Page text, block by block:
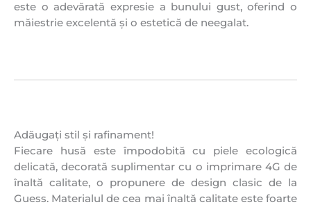
este o adevărată expresie a bunului gust, oferind o
măiestrie excelentă și o estetică de neegalat.
Adăugați stil și rafinament!
Fiecare husă este împodobită cu piele ecologică
delicată, decorată suplimentar cu o imprimare 4G de
înaltă calitate, o propunere de design clasic de la
Guess. Materialul de cea mai înaltă calitate este foarte